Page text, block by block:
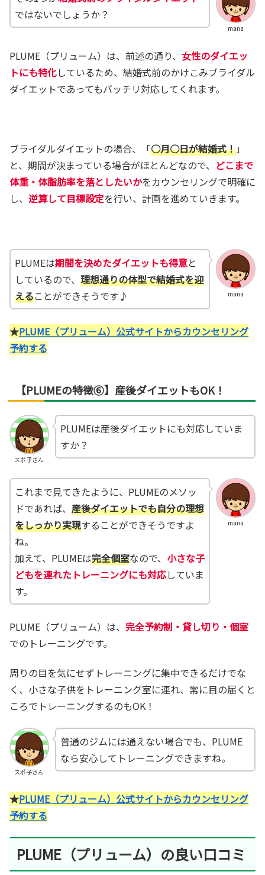
mana
ではないでしょうか？
PLUME（プリューム）は、前述の通り、 女性のダイエッ
トにも特化しているため、結婚式前のかけこみブライダル
ダイエットであってもバッチリ対応してくれます。
ブライダルダイエットの場合、「○月○日が結婚式！」
と、期間が決まっている場合がほとんどなので、 どこまで
体重・体脂肪率を落としたいかをカウンセリングで明確に
し、 逆算して目標設定を行い、計画を進めていきます。
mana
PLUMEは期間を決めたダイエットも得意と
しているので、 理想通りの体型で結婚式を迎
えることができそうです♪
★PLUME（プリューム）公式サイトからカウンセリング
予約する
【PLUMEの特徴⑥】産後ダイエットもOK！
スポ子さん
PLUMEは産後ダイエットにも対応していま
すか？
mana
これまで見てきたように、PLUMEのメソッ
ドであれば、 産後ダイエットでも自分の理想
をしっかり実現することができそうですよ
ね。
加えて、PLUMEは完全個室なので、 小さな子
どもを連れたトレーニングにも対応していま
す。
PLUME（プリューム）は、 完全予約制・貸し切り・個室
でのトレーニングです。
周りの目を気にせずトレーニングに集中できるだけでな
く、小さな子供をトレーニング室に連れ、常に目の届くと
ころでトレーニングするのもOK！
スポ子さん
普通のジムには通えない場合でも、PLUME
なら安心してトレーニングできますね。
★PLUME（プリューム）公式サイトからカウンセリング
予約する
PLUME（プリューム）の良い口コミ